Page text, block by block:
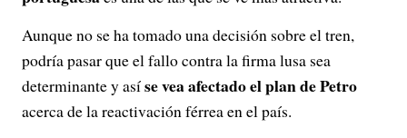
Aunque no se ha tomado una decisión sobre el tren,
podría pasar que el fallo contra la firma lusa sea
determinante y asíse vea afectado el plan de Petro
acerca de la reactivación férrea en el país.